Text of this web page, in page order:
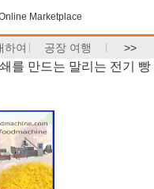
Marketplace
하여 공장 여행 >>
를 만드는 말리는 전기 빵